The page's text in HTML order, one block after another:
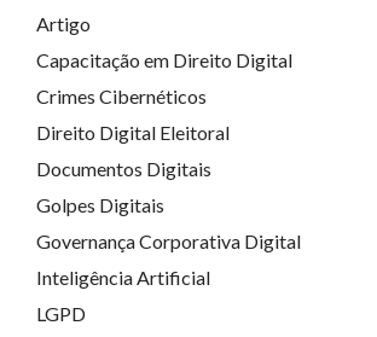
Artigo
Capacitação em Direito Digital
Crimes Cibernéticos
Direito Digital Eleitoral
Documentos Digitais
Golpes Digitais
Governança Corporativa Digital
Inteligência Artificial
LGPD